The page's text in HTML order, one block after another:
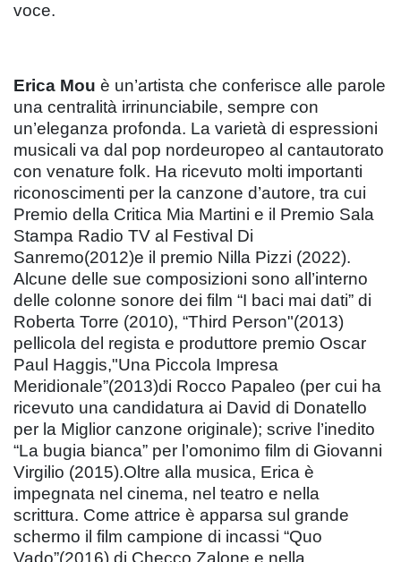
voce.
Erica Mou è un’artista che conferisce alle parole
una centralità irrinunciabile, sempre con
un’eleganza profonda. La varietà di espressioni
musicali va dal pop nordeuropeo al cantautorato
con venature folk. Ha ricevuto molti importanti
riconoscimenti per la canzone d’autore, tra cui
Premio della Critica Mia Martini e il Premio Sala
Stampa Radio TV al Festival Di
Sanremo(2012)e il premio Nilla Pizzi (2022).
Alcune delle sue composizioni sono all’interno
delle colonne sonore dei film “I baci mai dati” di
Roberta Torre (2010), “Third Person"(2013)
pellicola del regista e produttore premio Oscar
Paul Haggis,"Una Piccola Impresa
Meridionale”(2013)di Rocco Papaleo (per cui ha
ricevuto una candidatura ai David di Donatello
per la Miglior canzone originale); scrive l’inedito
“La bugia bianca” per l’omonimo film di Giovanni
Virgilio (2015).Oltre alla musica, Erica è
impegnata nel cinema, nel teatro e nella
scrittura. Come attrice è apparsa sul grande
schermo il film campione di incassi “Quo